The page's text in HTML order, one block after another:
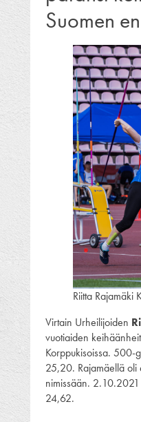
Suomen
Riitta Rajamäki
Virtain Urheilijoiden
vuotiaiden
Korppukisoissa. 500-
25,20. Rajamäellä oli
nimissään.
24,62.